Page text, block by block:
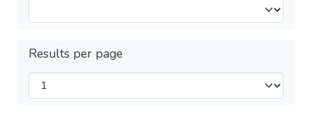
Results per page